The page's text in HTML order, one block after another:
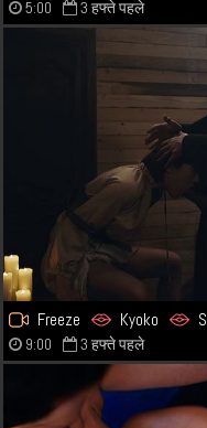
5:00 3 हफ्ते पहले
Freeze Kyoko
9:00 3 हफ्ते पहले